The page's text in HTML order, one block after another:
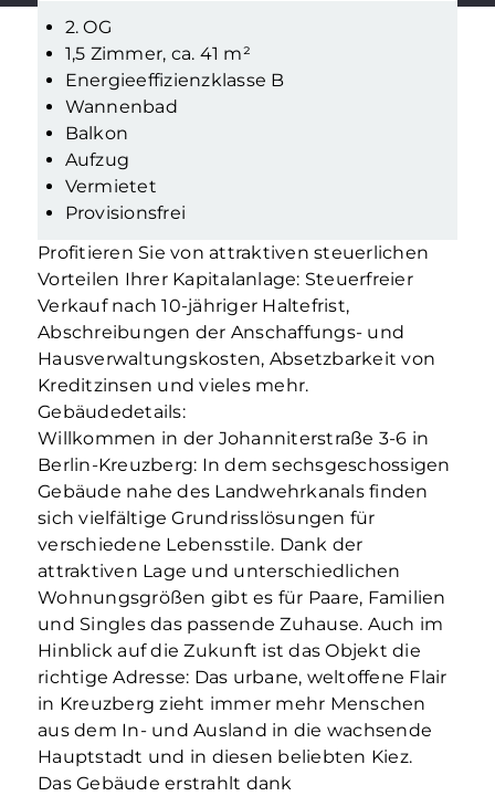
2. OG
1,5 Zimmer, ca. 41 m²
Energieeffizienzklasse B
Wannenbad
Balkon
Aufzug
Vermietet
Provisionsfrei
Profitieren Sie von attraktiven steuerlichen
Vorteilen Ihrer Kapitalanlage: Steuerfreier
Verkauf nach 10-jähriger Haltefrist,
Abschreibungen der Anschaffungs- und
Hausverwaltungskosten, Absetzbarkeit von
Kreditzinsen und vieles mehr.
Gebäudedetails:
Willkommen in der Johanniterstraße 3-6 in
Berlin-Kreuzberg: In dem sechsgeschossigen
Gebäude nahe des Landwehrkanals finden
sich vielfältige Grundrisslösungen für
verschiedene Lebensstile. Dank der
attraktiven Lage und unterschiedlichen
Wohnungsgrößen gibt es für Paare, Familien
und Singles das passende Zuhause. Auch im
Hinblick auf die Zukunft ist das Objekt die
richtige Adresse: Das urbane, weltoffene Flair
in Kreuzberg zieht immer mehr Menschen
aus dem In- und Ausland in die wachsende
Hauptstadt und in diesen beliebten Kiez.
Das Gebäude erstrahlt dank